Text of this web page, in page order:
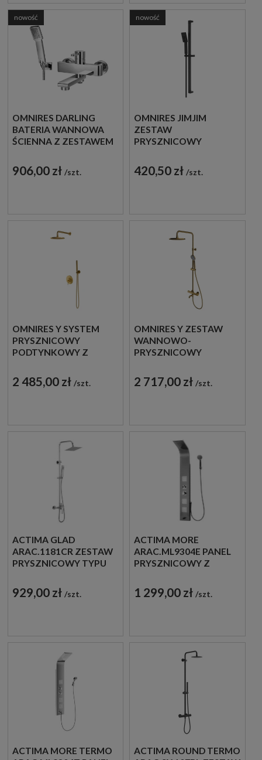
OMNIRES DARLING
BATERIA WANNOWA
ŚCIENNA Z ZESTAWEM
CHROM POŁYSK
DA5031CR
906,00 zł szt.
nowość
OMNIRES JIMJIM
ZESTAW
PRYSZNICOWY
CZARNY MAT JIMJIM-
SBL
420,50 zł szt.
nowość
OMNIRES Y SYSTEM
PRYSZNICOWY
PODTYNKOWY Z
ZŁOTY
SZCZOTKOWANY
2 485,00 zł szt.
OMNIRES Y ZESTAW
WANNOWO-
PRYSZNICOWY
NATYNKOWY Z
DESZCZOWNICĄ
2 717,00 zł szt.
ACTIMA GLAD
ARAC.1181CR ZESTAW
PRYSZNICOWY TYPU
929,00 zł szt.
ACTIMA MORE
ARAC.ML9304E PANEL
PRYSZNICOWY Z
1 299,00 zł szt.
ACTIMA MORE TERMO
ACTIMA ROUND TERMO